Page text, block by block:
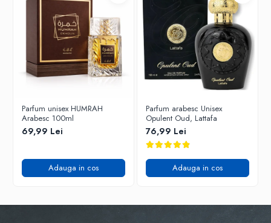
Parfum unisex HUMRAH
Arabesc 100ml
69,99 Lei
Adauga in cos
Parfum arabesc Unisex
Opulent Oud, Lattafa
76,99 Lei
Adauga in cos